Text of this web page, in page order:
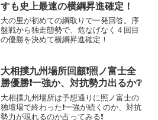
すも史上最速の横綱昇進確定！
大の里が初めての綱取りで一発回答。序
盤戦から独走態勢で、危なげなく４回目
の優勝を決めて横綱昇進確定！
大相撲九州場所回顧❗照ノ富士全
勝優勝❗一強か、対抗勢力出るか❔
大相撲九州場所は予想通りに照ノ富士の
独壇場で終わった❗一強が続くのか、対抗
勢力が現れるのか占ってみる❗